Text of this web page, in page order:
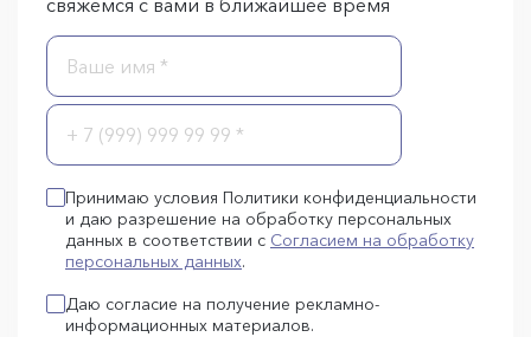
свяжемся с вами в ближайшее время
Принимаю условия Политики конфиденциальности
и даю разрешение на обработку персональных
данных в соответствии с Согласием на обработку
персональных данных.
Даю согласие на получение рекламно-
информационных материалов.